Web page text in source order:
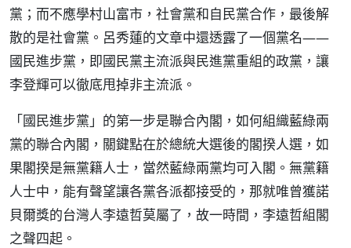
黨；而不應學村山富市，社會黨和自民黨合作，最後解
散的是社會黨。呂秀蓮的文章中還透露了一個黨名——
國民進步黨，即國民黨主流派與民進黨重組的政黨，讓
李登輝可以徹底甩掉非主流派。
「國民進步黨」的第一步是聯合內閣，如何組織藍綠兩
黨的聯合內閣，關鍵點在於總統大選後的閣揆人選，如
果閣揆是無黨籍人士，當然藍綠兩黨均可入閣。無黨籍
人士中，能有聲望讓各黨各派都接受的，那就唯曾獲諾
貝爾獎的台灣人李遠哲莫屬了，故一時間，李遠哲組閣
之聲四起。